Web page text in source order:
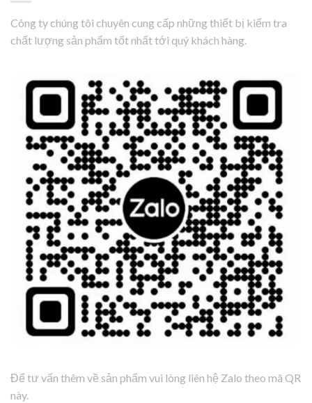
Công ty chúng tôi chuyên cung cấp những thiết bị kiểm tra
chất lượng sản phẩm tốt nhất tới quý khách hàng.
Để tư vấn thêm về sản phẩm vui lòng liên hệ Zalo theo mã QR
này.